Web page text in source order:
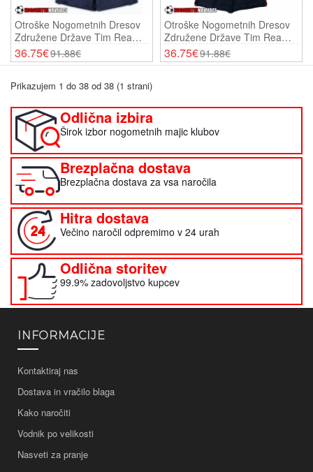
Otroške Nogometnih Dresov
Združene Države Tim Ream
#13 Domači SP 2026 Kratki
Rokavi (+ Hlače)
36.75€91.88€
Otroške Nogometnih Dresov
Združene Države Tim Ream
#13 Gostujoči SP 2026 Kratki
Rokavi (+ Hlače)
36.75€91.88€
Prikazujem 1 do 38 od 38 (1 strani)
Odlična izbira
Širok izbor nogometnih majic klubov
Brezplačna dostava
Brezplačna dostava za vsa naročila
Hitra dostava
Večino naročil odpremimo v 24 urah
Odlična storitev
99.9% zadovoljstvo kupcev
INFORMACIJE
Kontaktiraj nas
Dostava in vračilo blaga
Kako naročiti
Vodnik po velikosti
Nasveti za pranje